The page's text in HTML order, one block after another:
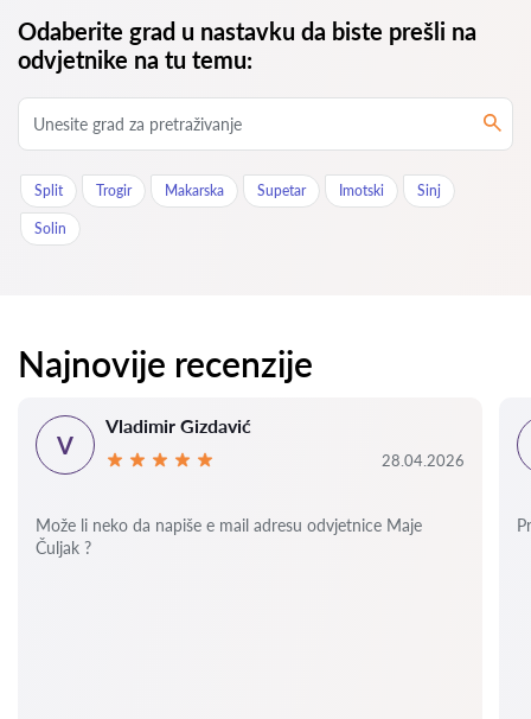
Odaberite grad u nastavku da biste prešli na
odvjetnike na tu temu:
Split Trogir Makarska Supetar Imotski Sinj
Solin
Najnovije recenzije
V
Vladimir Gizdavić
28.04.2026
Može li neko da napiše e mail adresu odvjetnice Maje
Čuljak ?